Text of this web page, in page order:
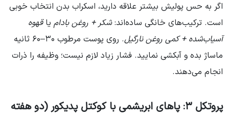
اگر به حس پولیش بیشتر علاقه دارید، اسکراب بدن انتخاب خوبی
است. ترکیب‌های خانگی ساده‌اند:شکر + روغن بادام یاقهوه
آسیاب‌شده + کمی روغن نارگیل
. روی پوست مرطوب ۳۰–۶۰ ثانیه
ماساژ بده و آبکشی نمایید. فشار زیاد لازم نیست؛ وظیفه را ذرات
انجام می‌دهند.
پروتکل ۳: پاهای ابریشمی با کوکتل پدیکور (دو هفته